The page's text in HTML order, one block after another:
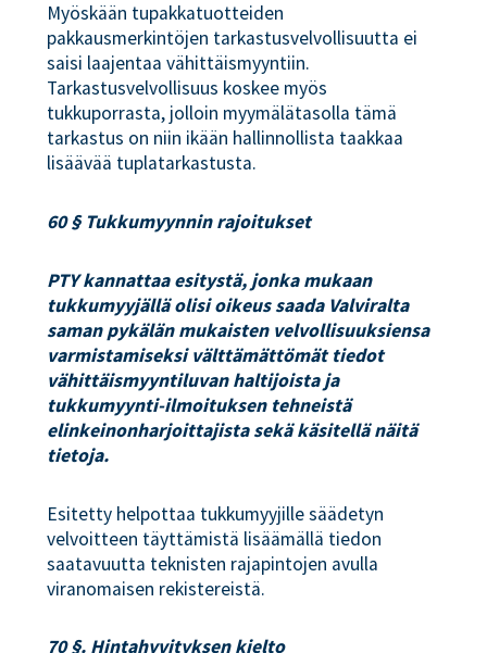
Myöskään tupakkatuotteiden
pakkausmerkintöjen tarkastusvelvollisuutta ei
saisi laajentaa vähittäismyyntiin.
Tarkastusvelvollisuus koskee myös
tukkuporrasta, jolloin myymälätasolla tämä
tarkastus on niin ikään hallinnollista taakkaa
lisäävää tuplatarkastusta.
60 § Tukkumyynnin rajoitukset
PTY kannattaa esitystä, jonka mukaan
tukkumyyjällä olisi oikeus saada Valviralta
saman pykälän mukaisten velvollisuuksiensa
varmistamiseksi välttämättömät tiedot
vähittäismyyntiluvan haltijoista ja
tukkumyynti-ilmoituksen tehneistä
elinkeinonharjoittajista sekä käsitellä näitä
tietoja.
Esitetty helpottaa tukkumyyjille säädetyn
velvoitteen täyttämistä lisäämällä tiedon
saatavuutta teknisten rajapintojen avulla
viranomaisen rekistereistä.
70 §. Hintahyvityksen kielto